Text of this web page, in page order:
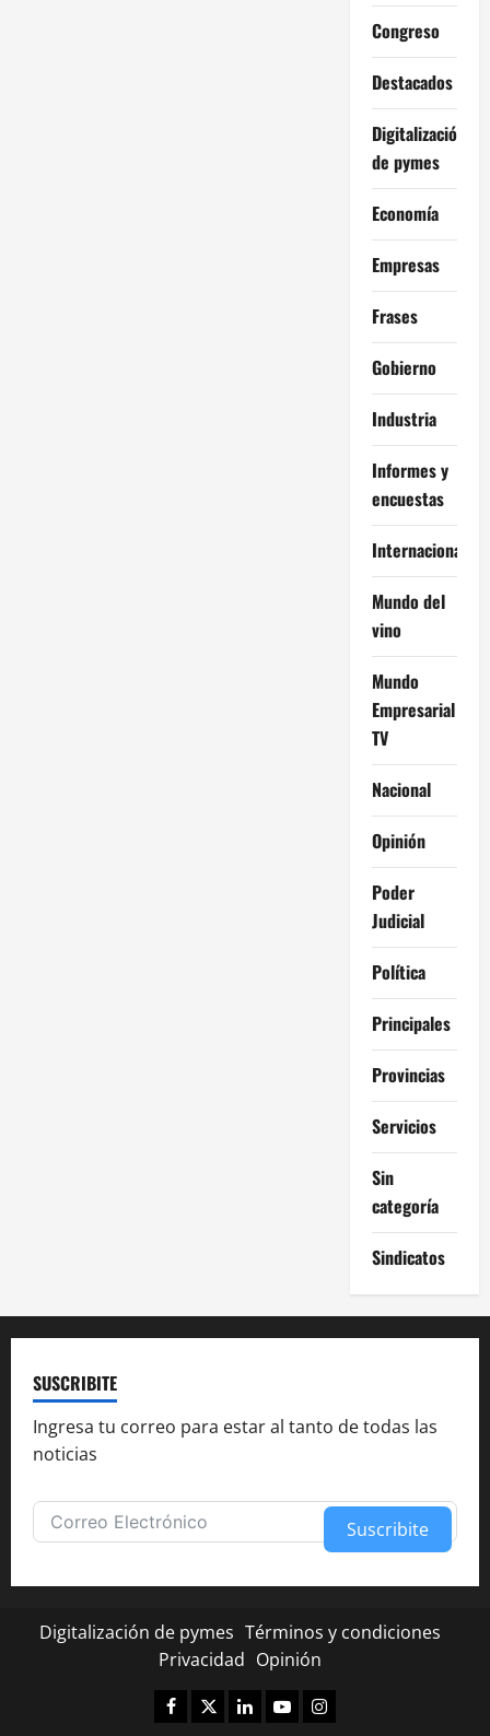
Congreso
Destacados
Digitalización
de pymes
Economía
Empresas
Frases
Gobierno
Industria
Informes y
encuestas
Internacional
Mundo del
vino
Mundo
Empresarial
TV
Nacional
Opinión
Poder
Judicial
Política
Principales
Provincias
Servicios
Sin
categoría
Sindicatos
SUSCRIBITE
Ingresa tu correo para estar al tanto de todas las
noticias
Suscribite
Digitalización de pymes Términos y condiciones
Privacidad Opinión
Facebook
TwitterLinkedinYoutubeInstagram